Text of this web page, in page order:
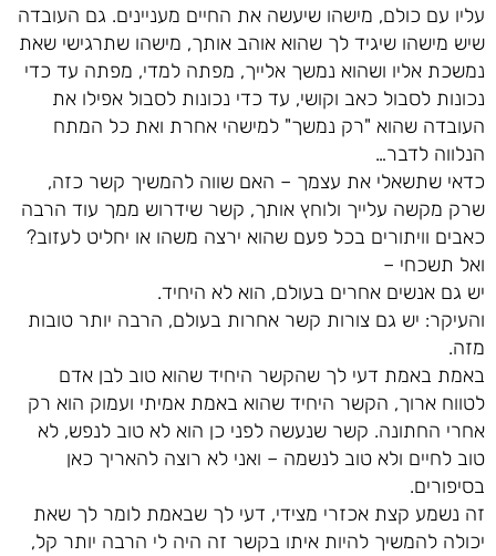
עליו עם כולם, מישהו שיעשה את החיים מעניינים. גם העובדה
שיש מישהו שיגיד לך שהוא אוהב אותך, מישהו שתרגישי שאת
נמשכת אליו ושהוא נמשך אלייך, מפתה למדי, מפתה עד כדי
נכונות לסבול כאב וקושי, עד כדי נכונות לסבול אפילו את
העובדה שהוא "רק נמשך" למישהי אחרת ואת כל המתח
הנלווה לדבר…
כדאי שתשאלי את עצמך – האם שווה להמשיך קשר כזה,
שרק מקשה עלייך ולוחץ אותך, קשר שידרוש ממך עוד הרבה
כאבים וויתורים בכל פעם שהוא ירצה משהו או יחליט לעזוב?
ואל תשכחי –
יש גם אנשים אחרים בעולם, הוא לא היחיד.
והעיקר: יש גם צורות קשר אחרות בעולם, הרבה יותר טובות
מזה.
באמת באמת דעי לך שהקשר היחיד שהוא טוב לבן אדם
לטווח ארוך, הקשר היחיד שהוא באמת אמיתי ועמוק הוא רק
אחרי החתונה. קשר שנעשה לפני כן הוא לא טוב לנפש, לא
טוב לחיים ולא טוב לנשמה – ואני לא רוצה להאריך כאן
בסיפורים.
זה נשמע קצת אכזרי מצידי, דעי לך שבאמת לומר לך שאת
יכולה להמשיך להיות איתו בקשר זה היה לי הרבה יותר קל,